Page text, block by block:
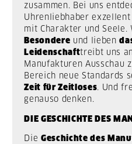
zusammen. Bei uns
Uhrenliebhaber
mit Charakter und Seele.
Besondere und lieben
Leidenschafttreibt uns
Manufakturen Ausschau
Bereich neue Standards
Zeit für Zeitloses. Und
genauso denken.
DIE GESCHICHTE DES
Die Geschichte des